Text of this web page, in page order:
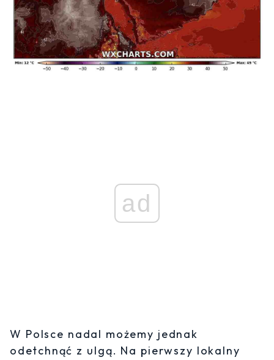
ad
W Polsce nadal możemy jednak
odetchnąć z ulgą. Na pierwszy lokalny